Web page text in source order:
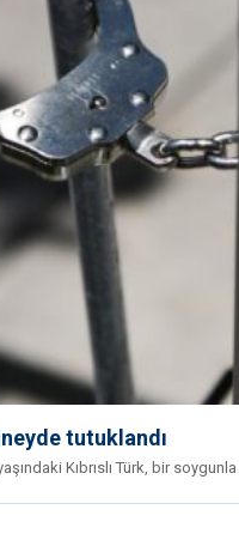
tutuklandı
Kıbrıslı Türk, bir soygunla